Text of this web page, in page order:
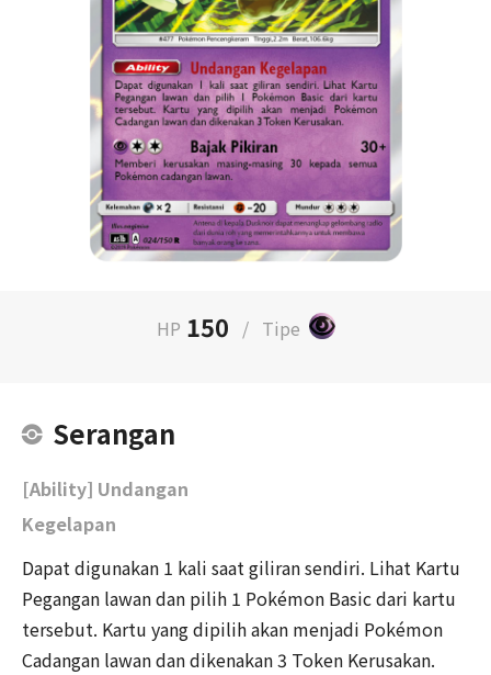
HP 150 / Tipe
Serangan
[Ability] Undangan
Kegelapan
Dapat digunakan 1 kali saat giliran sendiri. Lihat Kartu
Pegangan lawan dan pilih 1 Pokémon Basic dari kartu
tersebut. Kartu yang dipilih akan menjadi Pokémon
Cadangan lawan dan dikenakan 3 Token Kerusakan.